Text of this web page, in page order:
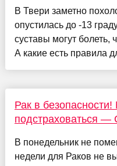
В Твери заметно
опустилась до -13
суставы могут болеть,
А какие есть правила
Рак в
подстраховаться —
В понедельник не
недели для Раков не